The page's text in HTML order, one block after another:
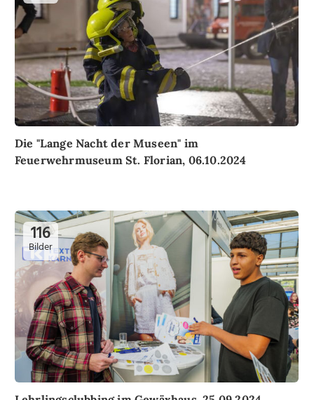
Die "Lange Nacht der Museen" im
Feuerwehrmuseum St. Florian, 06.10.2024
116
Bilder